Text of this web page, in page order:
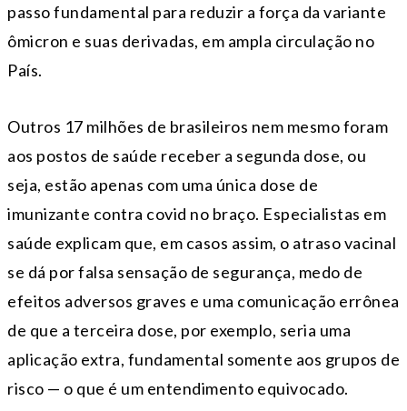
passo fundamental para reduzir a força da variante
ômicron e suas derivadas, em ampla circulação no
País.
Outros 17 milhões de brasileiros nem mesmo foram
aos postos de saúde receber a segunda dose, ou
seja, estão apenas com uma única dose de
imunizante contra covid no braço. Especialistas em
saúde explicam que, em casos assim, o atraso vacinal
se dá por falsa sensação de segurança, medo de
efeitos adversos graves e uma comunicação errônea
de que a terceira dose, por exemplo, seria uma
aplicação extra, fundamental somente aos grupos de
risco — o que é um entendimento equivocado.